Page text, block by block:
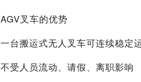
AGV叉车的优势
一台搬运式无人叉车可连续稳定
不受人员流动、请假、离职影响